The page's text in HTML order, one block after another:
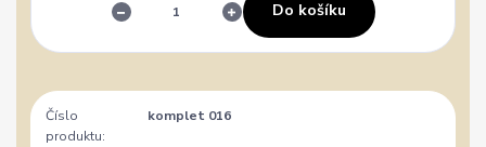
Do košíku
Číslo
produktu:
komplet 016